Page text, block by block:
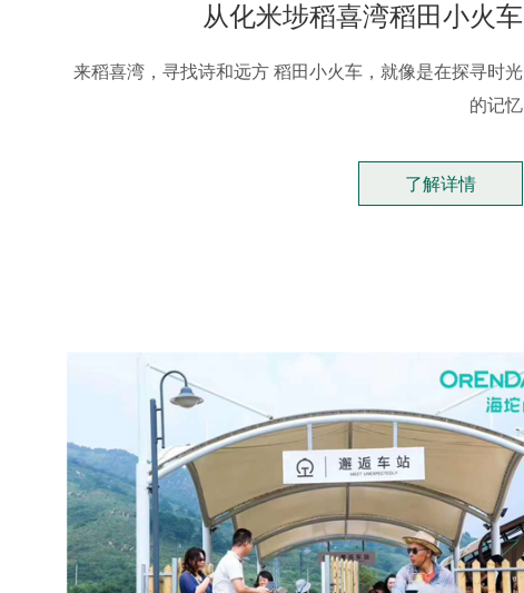
从化米埗稻喜湾稻田小火车
来稻喜湾，寻找诗和远方 稻田小火车，就像是在探寻时光
的记忆
了解详情